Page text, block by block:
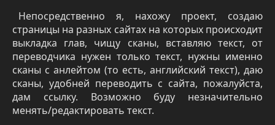
Непосредственно я, нахожу проект, создаю
страницы на разных сайтах на которых происходит
выкладка глав, чищу сканы, вставляю текст, от
переводчика нужен только текст, нужны именно
сканы с анлейтом (то есть, английский текст), даю
сканы, удобней переводить с сайта, пожалуйста,
дам ссылку. Возможно буду незначительно
менять/редактировать текст.